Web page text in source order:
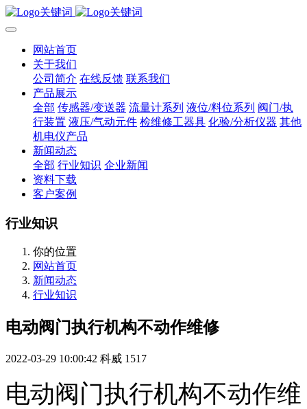
网站首页
关于我们
公司简介 在线反馈 联系我们
产品展示
全部 传感器/变送器 流量计系列 液位/料位系列 阀门/执
行装置 液压/气动元件 检维修工器具 化验/分析仪器 其他
机电仪产品
新闻动态
全部 行业知识 企业新闻
资料下载
客户案例
行业知识
你的位置
网站首页
新闻动态
行业知识
电动阀门执行机构不动作维修
2022-03-29 10:00:42 科威 1517
电动阀门执行机构不动作维